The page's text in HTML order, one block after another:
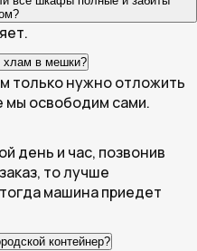
хлам в мешки?
только нужно отложить
освободим сами.
день и час, позвонив
то лучше
машина приедет
контейнер?